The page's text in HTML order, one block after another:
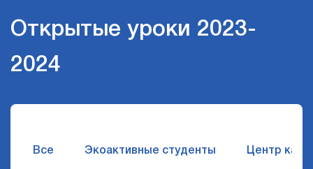
Открытые уроки 2023-
2024
Все Экоактивные студенты Центр